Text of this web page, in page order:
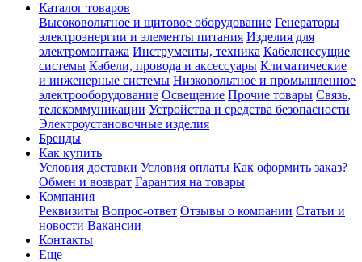
Каталог товаров
Высоковольтное и щитовое оборудование Генераторы
электроэнергии и элементы питания Изделия для
электромонтажа Инструменты, техника Кабеленесущие
системы Кабели, провода и аксессуары Климатические
и инженерные системы Низковольтное и промышленное
электрооборудование Освещение Прочие товары Связь,
телекоммуникации Устройства и средства безопасности
Электроустановочные изделия
Бренды
Как купить
Условия доставки Условия оплаты Как оформить заказ?
Обмен и возврат Гарантия на товары
Компания
Реквизиты Вопрос-ответ Отзывы о компании Статьи и
новости Вакансии
Контакты
Еще